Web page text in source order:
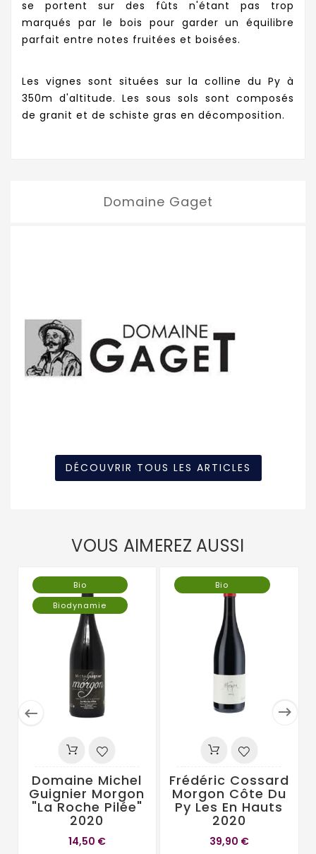
se portent sur des fûts n'étant pas trop
marqués par le bois pour garder un équilibre
parfait entre notes fruitées et boisées.
Les vignes sont situées sur la colline du Py à
350m d'altitude. Les sous sols sont composés
de granit et de schiste gras en décomposition.
Domaine Gaget
DÉCOUVRIR TOUS LES ARTICLES
VOUS AIMEREZ AUSSI
 
Bio
Biodynamie
Domaine Michel
Guignier Morgon
"La Roche Pilée"
2020
14,50 €
Bio
Frédéric Cossard
Morgon Côte Du
Py Les En Hauts
2020
39,90 €